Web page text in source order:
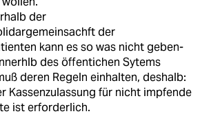
der
der
kann es so was nicht geben-
des öffentichen Sytems
deren Regeln einhalten, deshalb:
Kassenzulassung für nicht impfende
ist erforderlich.